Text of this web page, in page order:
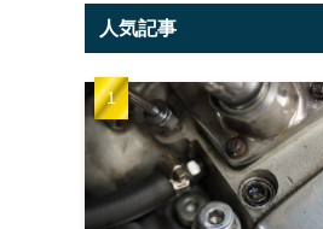
人気記事